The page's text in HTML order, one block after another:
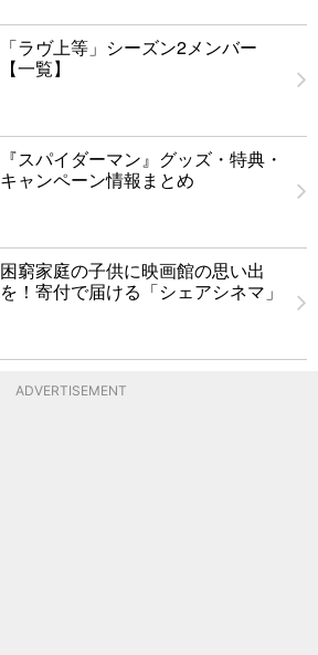
「ラヴ上等」シーズン2メンバー
【一覧】
『スパイダーマン』グッズ・特典・
キャンペーン情報まとめ
困窮家庭の子供に映画館の思い出
を！寄付で届ける「シェアシネマ」
ADVERTISEMENT